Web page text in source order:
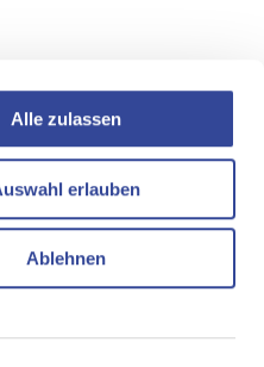
Alle zulassen
erlauben
Ablehnen